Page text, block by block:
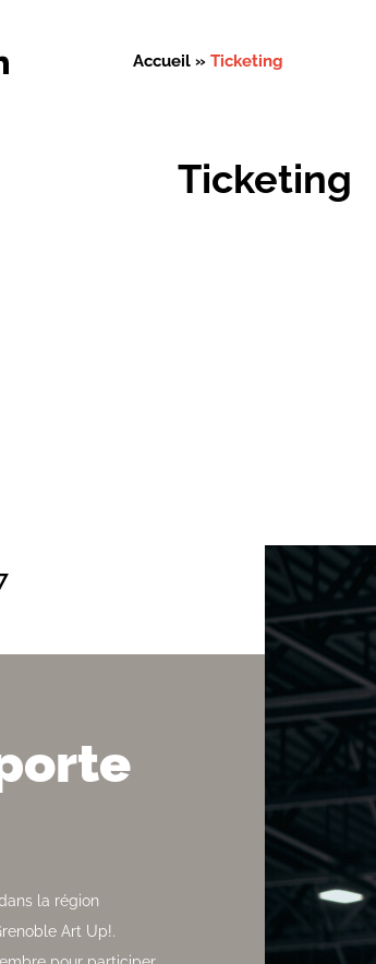
Accueil »Ticketing
Ticketing
la région
Art Up!.